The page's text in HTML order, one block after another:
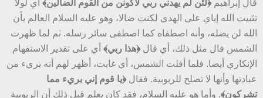
قال إبراهيم﴿لئن لم يهدني ربي لأكونن من القوم الضالين﴾ أي لولا
تثبيت الله إياي على الهدى لكنت ضالا، وهو عليه السلام العالم بأن
الله لن يضله، وأنه اصطفاه كما اصطفى سائر رسله. ثم لما ظهرت
الشمس قال مثل ذلك، أي قال﴿هذا ربي﴾ أي على تقدير الاستفهام
الإنكاري أيضا. فلما أفلت الشمس، أي غابت، أظهر لهم أنه بريء من
عبادتها وأنها لا تصلح للربوبية. فقال﴿يا قوم إني بريء مما
تشركون﴾. وأما هو عليه السلام، فقد كان يعلم قبل ذلك أن الربوبية